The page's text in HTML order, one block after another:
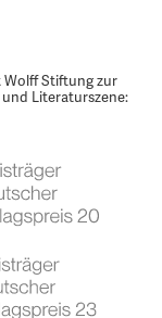
Stiftung zur
Literaturszene: